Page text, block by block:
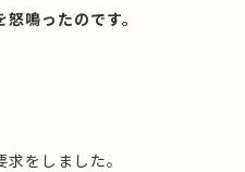
鳴ったのです。
をしました。